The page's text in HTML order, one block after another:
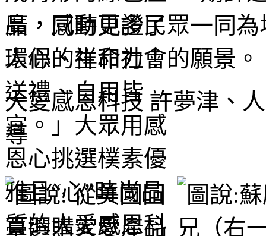
廣，感動更多民眾一同
人心、祥和社會的願景。
大愛感恩科技 許夢津、
導